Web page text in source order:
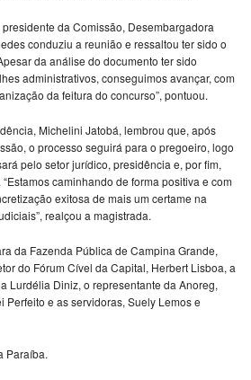
da Comissão, Desembargadora
conduziu a reunião e ressaltou ter sido o
da análise do documento ter sido
administrativos, conseguimos avançar, com
da feitura do concurso”, pontuou.
Michelini Jatobá, lembrou que, após
o processo seguirá para o pregoeiro, logo
pelo setor jurídico, presidência e, por fim,
caminhando de forma positiva e com
exitosa de mais um certame na
realçou a magistrada.
da Fazenda Pública de Campina Grande,
do Fórum Cível da Capital, Herbert Lisboa, a
Lurdélia Diniz, o representante da Anoreg,
Perfeito e as servidoras, Suely Lemos e
Paraíba.